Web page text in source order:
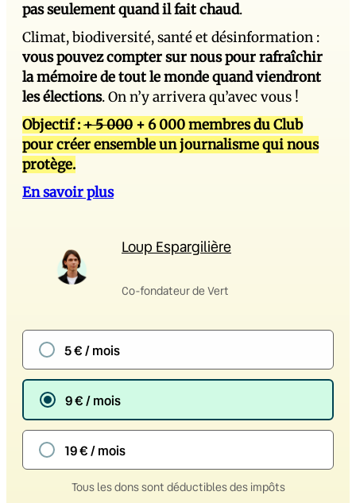
pas seulement quand il fait chaud.
Climat, biodiversité, santé et désinformation :
vous pouvez compter sur nous pour rafraîchir
la mémoire de tout le monde quand viendront
les élections. On n’y arrivera qu’avec vous !
Objectif :+ 5 000 + 6 000 membres du Club
pour créer ensemble un journalisme qui nous
protège.
En savoir plus
Loup Espargilière
Co-fondateur de Vert
5 € / mois
9 € / mois
19 € / mois
Tous les dons sont déductibles des impôts